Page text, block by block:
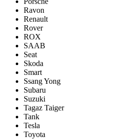
Ravon
Renault
Rover
ROX
SAAB
Seat
Skoda
Smart
Ssang Yong
Subaru
Suzuki
Tagaz Taiger
Tank
Tesla
Toyota